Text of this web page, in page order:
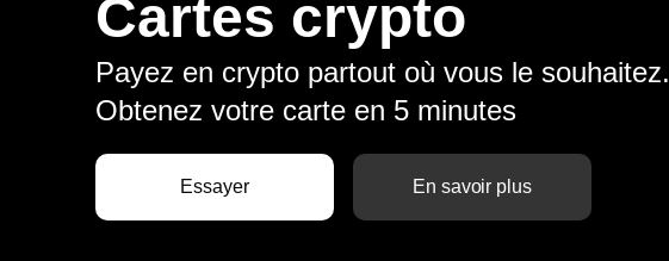
Cartes crypto
Payez en crypto partout où vous le souhaitez.
Obtenez votre carte en 5 minutes
Essayer En savoir plus